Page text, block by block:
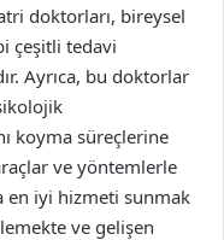
doktorları, bireysel
çeşitli tedavi
Ayrıca, bu doktorlar
koyma süreçlerine
ve yöntemlerle
en iyi hizmeti sunmak
ve gelişen